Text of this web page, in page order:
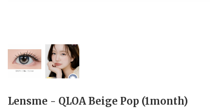
Lensme - QLOA Beige Pop (1month)